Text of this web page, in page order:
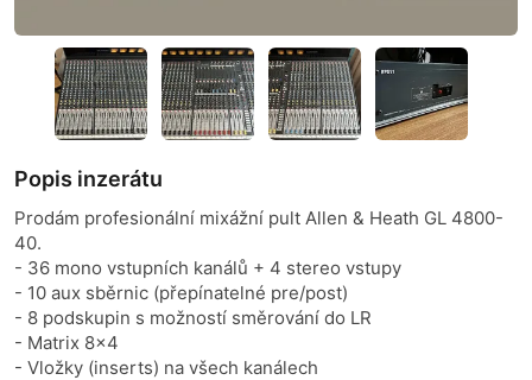
Popis inzerátu
Prodám profesionální mixážní pult Allen & Heath GL 4800-
40.
- 36 mono vstupních kanálů + 4 stereo vstupy
- 10 aux sběrnic (přepínatelné pre/post)
- 8 podskupin s možností směrování do LR
- Matrix 8x4
- Vložky (inserts) na všech kanálech